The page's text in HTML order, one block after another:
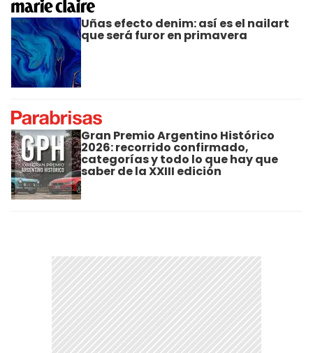
Uñas efecto denim: así es el nailart
que será furor en primavera
Gran Premio Argentino Histórico
2026: recorrido confirmado,
categorías y todo lo que hay que
saber de la XXIII edición